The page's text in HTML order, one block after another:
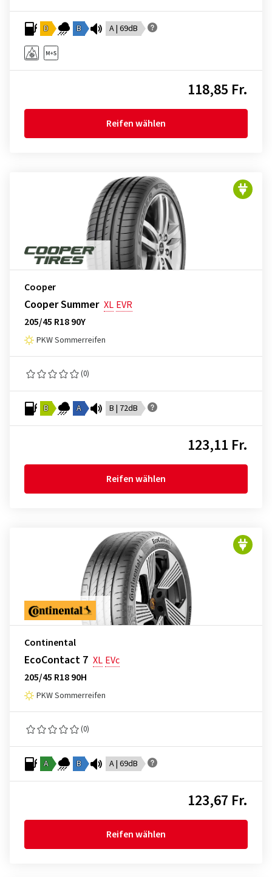
D B A | 69dB
118,85 Fr.
Reifen wählen
Cooper
Cooper Summer XL EVR
205/45 R18 90Y
PKW Sommerreifen
(0)
B A B | 72dB
123,11 Fr.
Reifen wählen
Continental
EcoContact 7 XL EVc
205/45 R18 90H
PKW Sommerreifen
(0)
A B A | 69dB
123,67 Fr.
Reifen wählen